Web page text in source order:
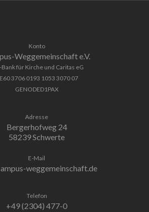
Konto
Weggemeinschaft e.V.
Bank für Kirche und Caritas eG
3706 0193 1053 3070 07
GENODED1PAX
Adresse
Bergerhofweg 24
58239 Schwerte
E-Mail
weggemeinschaft.de
Telefon
+49 (2304) 477-0